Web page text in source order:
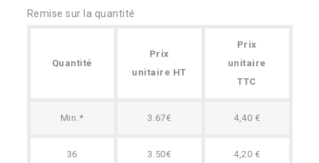
Remise sur la quantité
Quantité
Prix
unitaire HT
Prix
unitaire
TTC
Min.* 3.67€ 4,40 €
36 3.50€ 4,20 €